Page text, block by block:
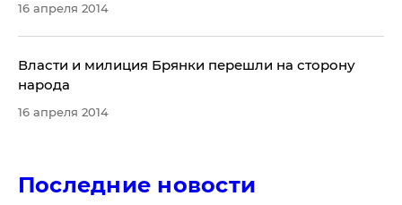
16 апреля 2014
Власти и милиция Брянки перешли на сторону
народа
16 апреля 2014
Последние новости